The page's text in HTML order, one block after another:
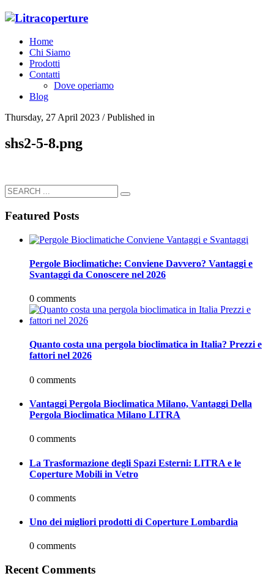
Home
Chi Siamo
Prodotti
Contatti
Dove operiamo
Blog
Thursday, 27 April 2023 /Published in
shs2-5-8.png
Featured Posts
Pergole Bioclimatiche: Conviene Davvero? Vantaggi e
Svantaggi da Conoscere nel 2026
0 comments
Quanto costa una pergola bioclimatica in Italia? Prezzi e
fattori nel 2026
0 comments
Vantaggi Pergola Bioclimatica Milano, Vantaggi Della
Pergola Bioclimatica Milano LITRA
0 comments
La Trasformazione degli Spazi Esterni: LITRA e le
Coperture Mobili in Vetro
0 comments
Uno dei migliori prodotti di Coperture Lombardia
0 comments
Recent Comments